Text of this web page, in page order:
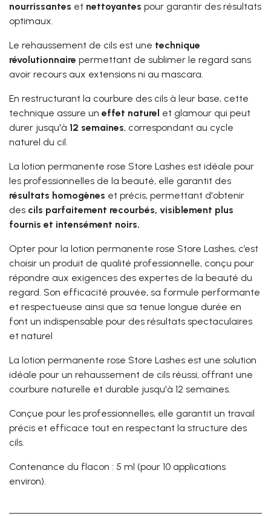
nourrissantes et nettoyantes pour garantir des résultats
optimaux.
Le rehaussement de cils est une technique
révolutionnaire permettant de sublimer le regard sans
avoir recours aux extensions ni au mascara.
En restructurant la courbure des cils à leur base, cette
technique assure un effet naturel et glamour qui peut
durer jusqu'à 12 semaines, correspondant au cycle
naturel du cil.
La lotion permanente rose Store Lashes est idéale pour
les professionnelles de la beauté, elle garantit des
résultats homogènes et précis, permettant d'obtenir
des cils parfaitement recourbés, visiblement plus
fournis et intensément noirs.
Opter pour la lotion permanente rose Store Lashes, c’est
choisir un produit de qualité professionnelle, conçu pour
répondre aux exigences des expertes de la beauté du
regard. Son efficacité prouvée, sa formule performante
et respectueuse ainsi que sa tenue longue durée en
font un indispensable pour des résultats spectaculaires
et naturel
La lotion permanente rose Store Lashes est une solution
idéale pour un rehaussement de cils réussi, offrant une
courbure naturelle et durable jusqu'à 12 semaines.
Conçue pour les professionnelles, elle garantit un travail
précis et efficace tout en respectant la structure des
cils.
Contenance du flacon : 5 ml (pour 10 applications
environ).